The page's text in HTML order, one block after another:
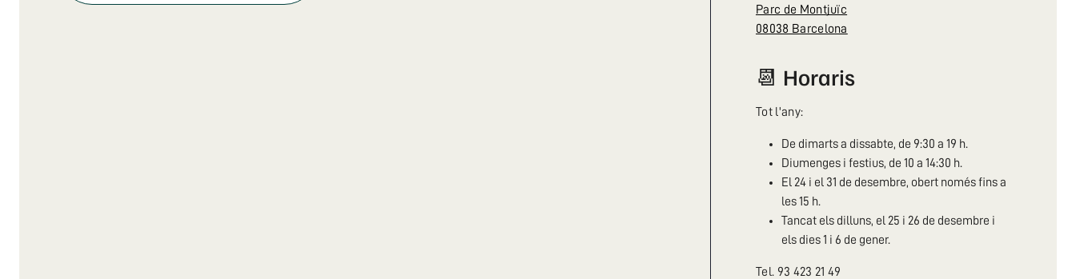
Parc de Montjuïc
08038 Barcelona
📆 Horaris
Tot l'any:
De dimarts a dissabte, de 9:30 a 19 h.
Diumenges i festius, de 10 a 14:30 h.
El 24 i el 31 de desembre, obert només fins a
les 15 h.
Tancat els dilluns, el 25 i 26 de desembre i
els dies 1 i 6 de gener.
Tel. 93 423 21 49